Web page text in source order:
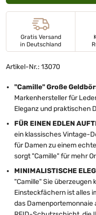
Gratis Versand
in Deutschland
Artikel-Nr.: 13070
"Camille" Große
Markenhersteller für
Eleganz und praktischen
FÜR EINEN EDLEN
ein klassisches Vintage-
für Damen zu einem
sorgt "Camille" für mehr
MINIMALISTISCHE
"Camille" Sie überzeugen
Einsteckfächern ist alles
das Damenportemonnaie